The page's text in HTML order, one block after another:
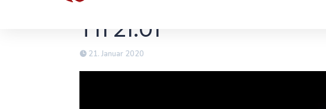
T11 21.01
21. Januar 2020